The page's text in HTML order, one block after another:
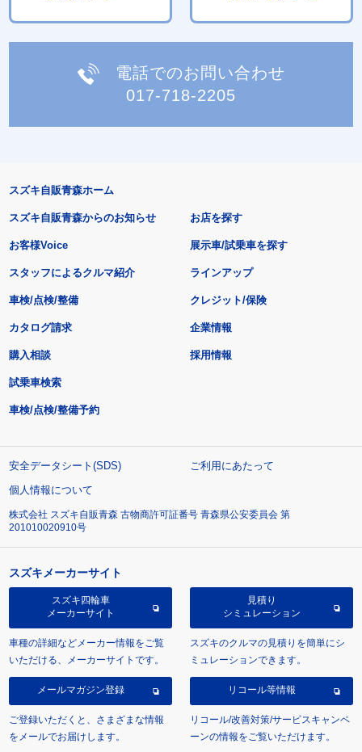
電話でのお問い合わせ
017-718-2205
スズキ自販青森ホーム
スズキ自販青森からのお知らせ
お客様Voice
スタッフによるクルマ紹介
お店を探す
展示車/試乗車を探す
ラインアップ
車検/点検/整備 クレジット/保険
カタログ請求
購入相談
試乗車検索
車検/点検/整備予約
企業情報
採用情報
安全データシート(SDS)
ご利用にあたって
個人情報について
株式会社 スズキ自販青森 古物商許可証番号 青森県公安委員会 第
201010020910号
スズキメーカーサイト
スズキ四輪車
メーカーサイト
車種の詳細などメーカー情報をご覧
いただける、メーカーサイトです。
見積り
シミュレーション
スズキのクルマの見積りを簡単にシ
ミュレーションできます。
メールマガジン登録
ご登録いただくと、さまざまな情報
をメールでお届けします。
リコール等情報
リコール/改善対策/サービスキャンペ
ーンの情報をご覧いただけます。